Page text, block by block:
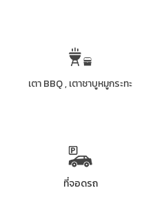
เตา BBQ , เตาชาบูหมูกระทะ
ที่จอดรถ